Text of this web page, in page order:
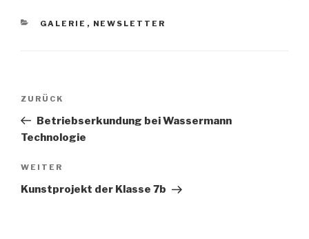
KATEGORIEN
GALERIE , NEWSLETTER
Beitragsnavigation
Vorheriger
Beitrag
ZURÜCK
Betriebserkundung bei Wassermann
Technologie
Nächster
Beitrag
WEITER
Kunstprojekt der Klasse 7b